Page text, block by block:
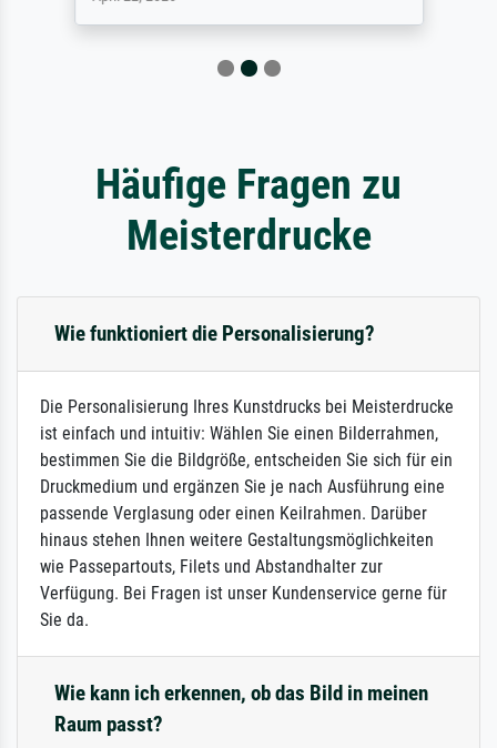
Häufige Fragen zu
Meisterdrucke
Wie funktioniert die Personalisierung?
Die Personalisierung Ihres Kunstdrucks bei Meisterdrucke
ist einfach und intuitiv: Wählen Sie einen Bilderrahmen,
bestimmen Sie die Bildgröße, entscheiden Sie sich für ein
Druckmedium und ergänzen Sie je nach Ausführung eine
passende Verglasung oder einen Keilrahmen. Darüber
hinaus stehen Ihnen weitere Gestaltungsmöglichkeiten
wie Passepartouts, Filets und Abstandhalter zur
Verfügung. Bei Fragen ist unser Kundenservice gerne für
Sie da.
Wie kann ich erkennen, ob das Bild in meinen
Raum passt?